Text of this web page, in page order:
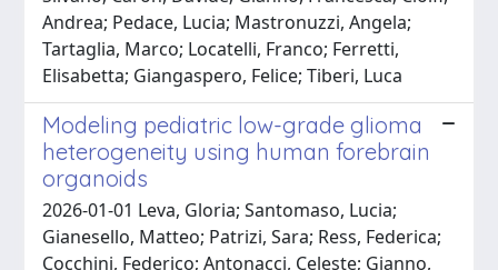
Andrea; Pedace, Lucia; Mastronuzzi, Angela;
Tartaglia, Marco; Locatelli, Franco; Ferretti,
Elisabetta; Giangaspero, Felice; Tiberi, Luca
Modeling pediatric low-grade glioma
heterogeneity using human forebrain
organoids
2026-01-01 Leva, Gloria; Santomaso, Lucia;
Gianesello, Matteo; Patrizi, Sara; Ress, Federica;
Cocchini, Federico; Antonacci, Celeste; Gianno,